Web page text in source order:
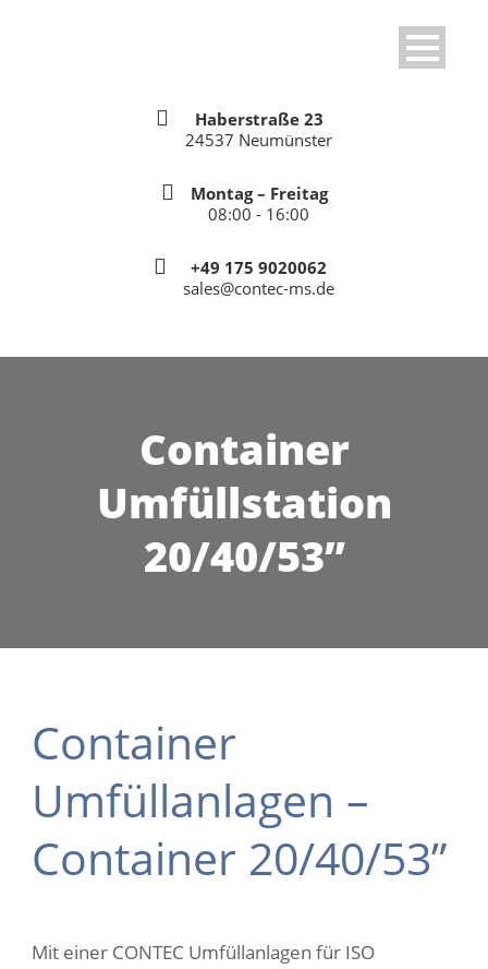
Haberstraße 23
24537 Neumünster
Montag – Freitag
08:00 - 16:00
+49 175 9020062
sales@contec-ms.de
Container
Umfüllstation
20/40/53”
Container
Umfüllanlagen –
Container 20/40/53”
Mit einer CONTEC Umfüllanlagen für ISO